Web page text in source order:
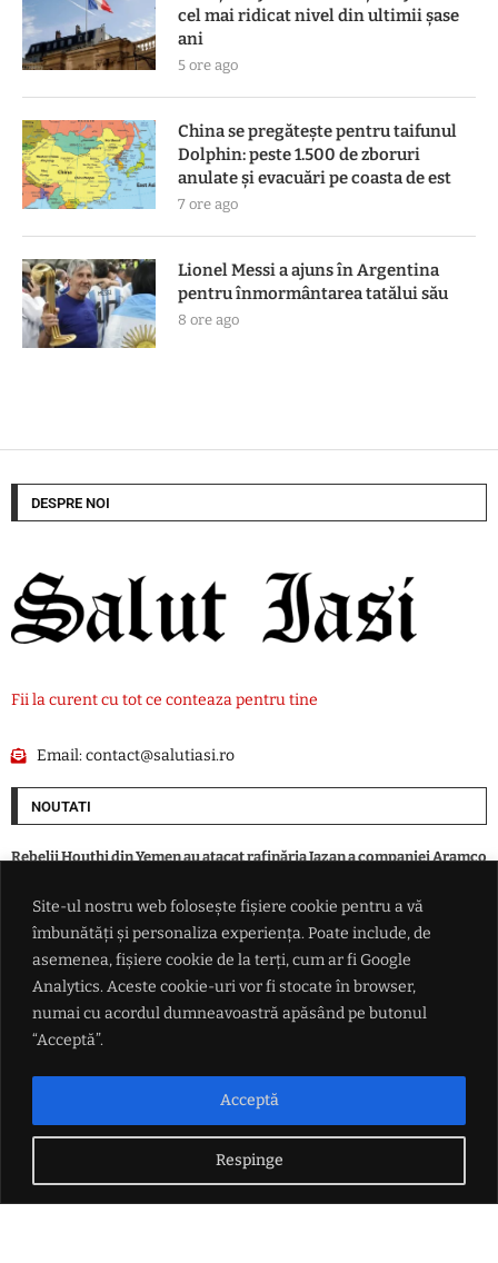
Site-ul nostru web folosește fișiere cookie pentru a vă
îmbunătăți și personaliza experiența. Poate include, de
asemenea, fișiere cookie de la terți, cum ar fi Google
Analytics. Aceste cookie-uri vor fi stocate în browser,
numai cu acordul dumneavoastră apăsând pe butonul
“Acceptă”.
Respinge
Acceptă
cel mai ridicat nivel din ultimii șase
ani
5 ore ago
China se pregătește pentru taifunul
Dolphin: peste 1.500 de zboruri
anulate și evacuări pe coasta de est
7 ore ago
Lionel Messi a ajuns în Argentina
pentru înmormântarea tatălui său
8 ore ago
DESPRE NOI
Fii la curent cu tot ce conteaza pentru tine
Email:contact@salutiasi.ro
NOUTATI
Rebelii Houthi din Yemen au atacat rafinăria Jazan a companiei Aramco
Iranul avertizează că Strâmtoarea Ormuz va rămâne închisă până când
SUA va accepta "toate condiţiile" puse de Teheran
Rata șomajului din Franța a ajuns la cel mai ridicat nivel din ultimii șase
China se pregătește pentru taifunul Dolphin: peste 1.500 de zboruri